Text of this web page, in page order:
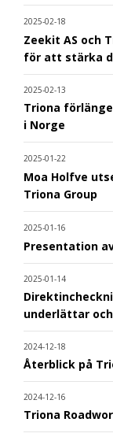
2025-02-18
Zeekit AS och
för att stärka
2025-02-13
Triona
i Norge
2025-01-22
Moa Holfve
Triona Group
2025-01-16
Presentation
2025-01-14
underlättar
2024-12-18
Återblick på
2024-12-16
Triona